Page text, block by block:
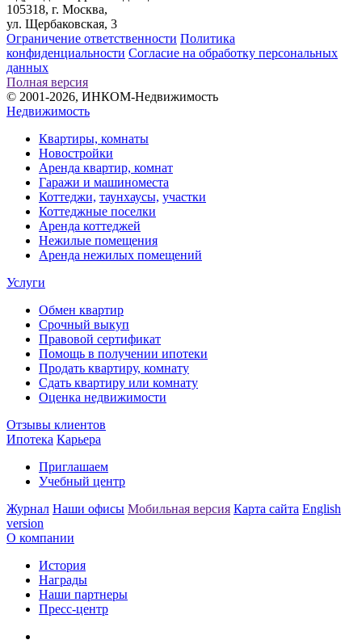
105318, г. Москва,
ул. Щербаковская, 3
Ограничение ответственности Политика
конфиденциальности Согласие на обработку персональных
данных
Полная версия
© 2001-2026, ИНКОМ-Недвижимость
Недвижимость
Квартиры, комнаты
Новостройки
Аренда квартир, комнат
Гаражи и машиноместа
Коттеджи, таунхаусы, участки
Коттеджные поселки
Аренда коттеджей
Нежилые помещения
Аренда нежилых помещений
Услуги
Обмен квартир
Срочный выкуп
Правовой сертификат
Помощь в получении ипотеки
Продать квартиру, комнату
Сдать квартиру или комнату
Оценка недвижимости
Отзывы клиентов
Ипотека Карьера
Приглашаем
Учебный центр
Журнал Наши офисы Мобильная версия Карта сайта English
version
О компании
История
Награды
Наши партнеры
Пресс-центр